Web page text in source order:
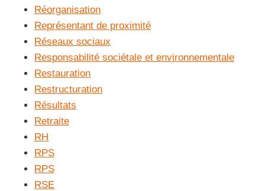
Réorganisation
Représentant de proximité
Réseaux sociaux
Responsabilité sociétale et environnementale
Restauration
Restructuration
Résultats
Retraite
RH
RPS
RPS
RSE